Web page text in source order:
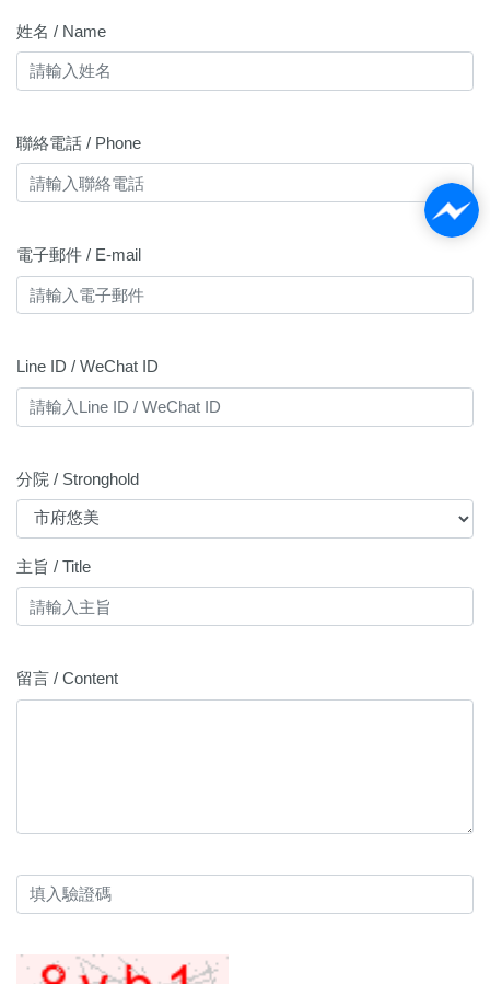
姓名 / Name
聯絡電話 / Phone
電子郵件 / E-mail
Line ID / WeChat ID
分院 / Stronghold
主旨 / Title
留言 / Content